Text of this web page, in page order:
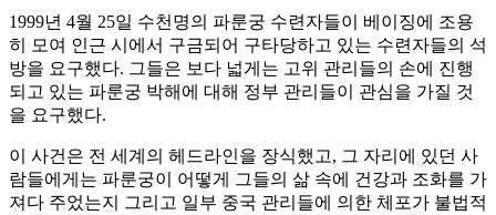
1999년 4월 25일 수천명의 파룬궁 수련자들이 베이징에 조용
히 모여 인근 시에서 구금되어 구타당하고 있는 수련자들의 석
방을 요구했다. 그들은 보다 넓게는 고위 관리들의 손에 진행
되고 있는 파룬궁 박해에 대해 정부 관리들이 관심을 가질 것
을 요구했다.
이 사건은 전 세계의 헤드라인을 장식했고, 그 자리에 있던 사
람들에게는 파룬궁이 어떻게 그들의 삶 속에 건강과 조화를 가
져다 주었는지 그리고 일부 중국 관리들에 의한 체포가 불법적